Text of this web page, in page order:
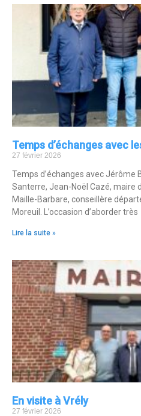
Temps d’échanges avec
27 février 2026
Temps d’échanges avec Jérôme
Santerre, Jean-Noël Cazé, maire
Maille-Barbare, conseillère
Moreuil. L’occasion d’aborder très
Lire la suite »
En visite à Vrély
27 février 2026